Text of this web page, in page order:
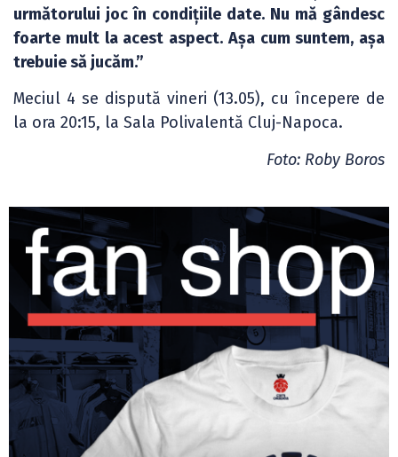
următorului joc în condițiile date. Nu mă gândesc
foarte mult la acest aspect. Așa cum suntem, așa
trebuie să jucăm.”
Meciul 4 se dispută vineri (13.05), cu începere de
la ora 20:15, la Sala Polivalentă Cluj-Napoca.
Foto: Roby Boros